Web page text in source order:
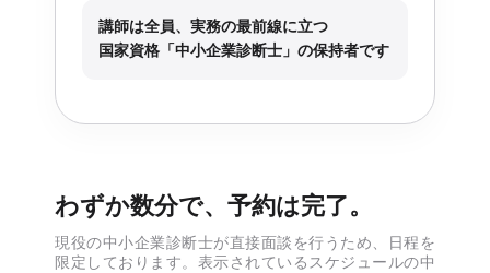
講師は全員、実務の最前線に立つ
国家資格「中小企業診断士」の保持者です
わずか数分で、予約は完了。
現役の中小企業診断士が直接面談を行うため、日程を
限定しております。表示されているスケジュールの中